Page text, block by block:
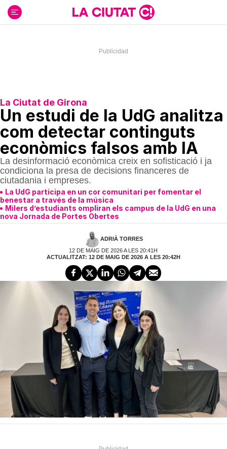
contenido
La Ciutat de Girona
Un estudi de la UdG analitza
com detectar continguts
econòmics falsos amb IA
La desinformació econòmica creix en sofisticació i ja
condiciona la presa de decisions financeres de
ciutadania i empreses.
La UdG participa en un cor comunitari per fomentar el
benestar a través de la música
Milers d’estudiants ompliran els campus de la UdG en una
nova Jornada de Portes Obertes
ADRIÀ TORRES
12 DE MAIG DE 2026 A LES 20:41H
ACTUALITZAT: 12 DE MAIG DE 2026 A LES 20:42H